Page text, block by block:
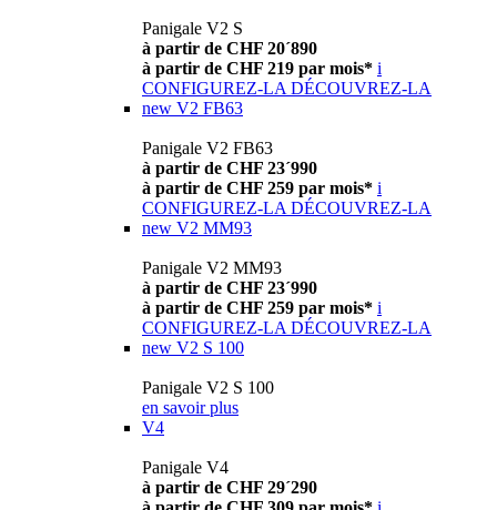
Panigale V2 S
à partir de CHF 20´890
à partir de CHF 219 par mois* i
CONFIGUREZ-LA DÉCOUVREZ-LA
new V2 FB63
Panigale V2 FB63
à partir de CHF 23´990
à partir de CHF 259 par mois* i
CONFIGUREZ-LA DÉCOUVREZ-LA
new V2 MM93
Panigale V2 MM93
à partir de CHF 23´990
à partir de CHF 259 par mois* i
CONFIGUREZ-LA DÉCOUVREZ-LA
new V2 S 100
Panigale V2 S 100
en savoir plus
V4
Panigale V4
à partir de CHF 29´290